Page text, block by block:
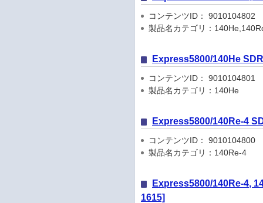
コンテンツID： 9010104802
製品名カテゴリ：
Express5800/140He
コンテンツID： 9010104801
製品名カテゴリ：140He
Express5800/140Re-4
コンテンツID： 9010104800
製品名カテゴリ：140Re-4
Express5800/140Re-4,
1615]